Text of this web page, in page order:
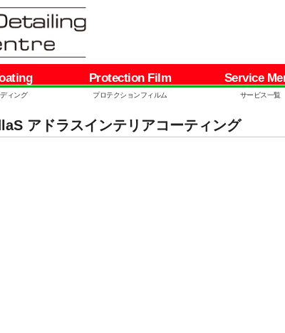
ィング
Protection Film
プロテクションフィルム
Service
サービス一覧
アドラスインテリアコーティング